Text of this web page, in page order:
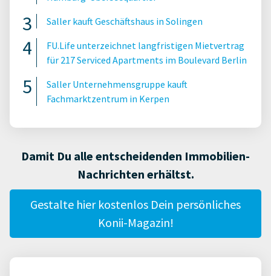
Saller kauft Geschäftshaus in Solingen
FU.Life unterzeichnet langfristigen Mietvertrag
für 217 Serviced Apartments im Boulevard Berlin
Saller Unternehmensgruppe kauft
Fachmarktzentrum in Kerpen
Damit Du alle entscheidenden Immobilien-
Nachrichten erhältst.
Gestalte hier kostenlos Dein persönliches
Konii-Magazin!